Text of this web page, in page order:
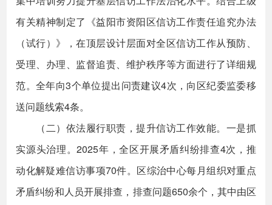
有关精神制定了《益阳市资阳区信访工作责任追究办法
（试行）》，在顶层设计层面对全区信访工作从预防、
受理、办理、监督追责、维护秩序等方面进行了详细规
范。全年向3个单位提出问责建议4次，向区纪委监委移
送问题线索4条。
（二）依法履行职责，提升信访工作效能。一是抓
实源头治理。2025年，全区开展矛盾纠纷排查4次，推
动化解疑难信访事项70件。区综治中心每月组织对重点
矛盾纠纷和人员开展排查，排查问题650余个，其中由区